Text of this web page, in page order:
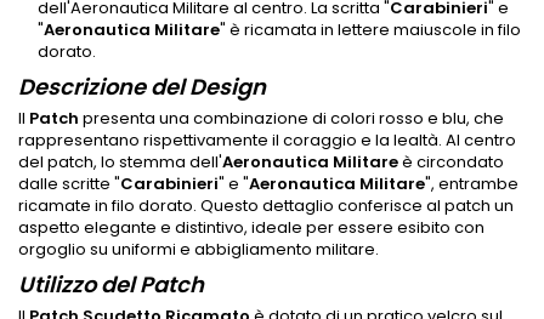
dell'Aeronautica Militare al centro. La scritta "Carabinieri" e
"Aeronautica Militare" è ricamata in lettere maiuscole in filo
dorato.
Descrizione del Design
Il Patch presenta una combinazione di colori rosso e blu, che
rappresentano rispettivamente il coraggio e la lealtà. Al centro
del patch, lo stemma dell'Aeronautica Militareè circondato
dalle scritte "Carabinieri" e "Aeronautica Militare", entrambe
ricamate in filo dorato. Questo dettaglio conferisce al patch un
aspetto elegante e distintivo, ideale per essere esibito con
orgoglio su uniformi e abbigliamento militare.
Utilizzo del Patch